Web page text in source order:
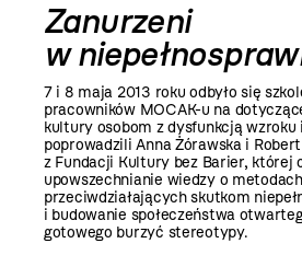
Zanurzeni
w
7 i 8 maja 2013 rokuodbyło się
pracowników MOCAK-u na
kultury osobom z dysfunkcją wzroku
poprowadzili Anna Żórawska i
z Fundacji Kultury bez Barier, której
upowszechnianie wiedzy o
przeciwdziałających skutkom
i budowanie społeczeństwa
gotowego burzyć stereotypy.